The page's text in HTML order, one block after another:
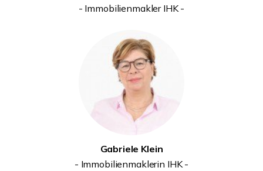
- Immobilienmakler IHK -
Gabriele Klein
- Immobilienmaklerin IHK -